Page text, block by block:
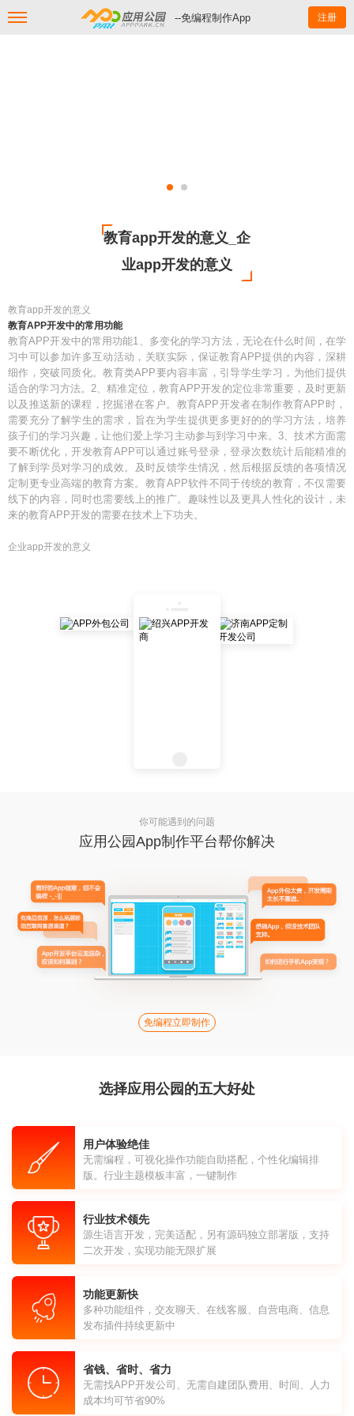
--免编程制作App 注册
教育app开发的意义_企
业app开发的意义
教育app开发的意义
教育APP开发中的常用功能
教育APP开发中的常用功能1、多变化的学习方法，无论在什么时间，在学
习中可以参加许多互动活动，关联实际，保证教育APP提供的内容，深耕
细作，突破同质化。教育类APP要内容丰富，引导学生学习，为他们提供
适合的学习方法。2、精准定位，教育APP开发的定位非常重要，及时更新
以及推送新的课程，挖掘潜在客户。教育APP开发者在制作教育APP时，
需要充分了解学生的需求，旨在为学生提供更多更好的的学习方法，培养
孩子们的学习兴趣，让他们爱上学习主动参与到学习中来。3、技术方面需
要不断优化，开发教育APP可以通过账号登录，登录次数统计后能精准的
了解到学员对学习的成效。及时反馈学生情况，然后根据反馈的各项情况
定制更专业高端的教育方案。教育APP软件不同于传统的教育，不仅需要
线下的内容，同时也需要线上的推广。趣味性以及更具人性化的设计，未
来的教育APP开发的需要在技术上下功夫。
企业app开发的意义
你可能遇到的问题
应用公园App制作平台帮你解决
免编程立即制作
选择应用公园的五大好处
用户体验绝佳
无需编程，可视化操作功能自助搭配，个性化编辑排
版。行业主题模板丰富，一键制作
行业技术领先
源生语言开发，完美适配，另有源码独立部署版，支持
二次开发，实现功能无限扩展
功能更新快
多种功能组件，交友聊天、在线客服、自营电商、信息
发布插件持续更新中
省钱、省时、省力
无需找APP开发公司、无需自建团队费用、时间、人力
成本均可节省90%